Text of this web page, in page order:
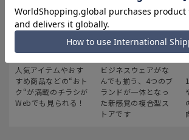
最新のお買い得情報
人気アイテムやおす
すめ商品などの“おト
ク“が満載のチラシが
Webでも見られる！
スーツスクエア
ビジネスウェアがな
んでも揃う、4つのブ
ランドが一体となっ
た新感覚の複合型ス
トアです